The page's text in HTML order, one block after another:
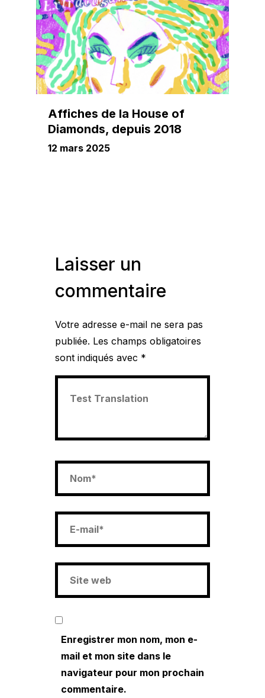
Affiches de la House of
Diamonds, depuis 2018
12 mars 2025
Laisser un
commentaire
Votre adresse e-mail ne sera pas
publiée. Les champs obligatoires
sont indiqués avec *
Enregistrer mon nom, mon e-
mail et mon site dans le
navigateur pour mon prochain
commentaire.